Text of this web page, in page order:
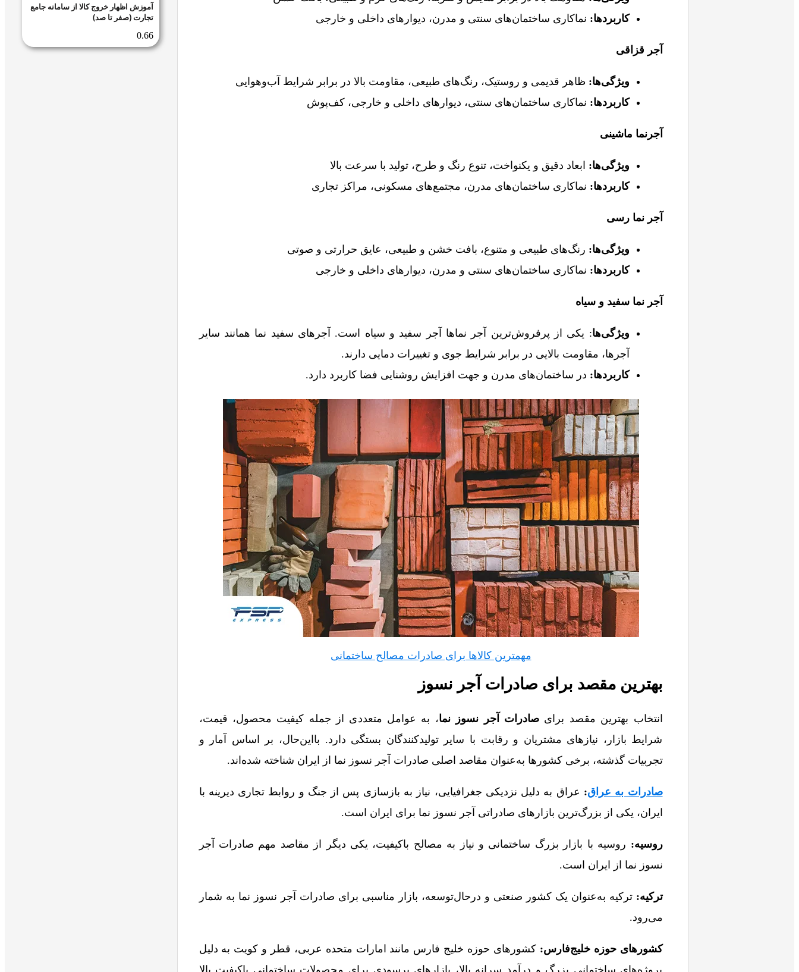
کاربردها: نماکاری ساختمان‌های سنتی و مدرن، دیوارهای داخلی و خارجی
آجر قزاقی
ویژگی‌ها: ظاهر قدیمی و روستیک، رنگ‌های طبیعی، مقاومت بالا در برابر شرایط آب‌وهوایی
کاربردها: نماکاری ساختمان‌های سنتی، دیوارهای داخلی و خارجی، کف‌پوش
آجرنما ماشینی
ویژگی‌ها: ابعاد دقیق و یکنواخت، تنوع رنگ و طرح، تولید با سرعت بالا
کاربردها: نماکاری ساختمان‌های مدرن، مجتمع‌های مسکونی، مراکز تجاری
آجر نما رسی
ویژگی‌ها: رنگ‌های طبیعی و متنوع، بافت خشن و طبیعی، عایق حرارتی و صوتی
کاربردها: نماکاری ساختمان‌های سنتی و مدرن، دیوارهای داخلی و خارجی
آجر نما سفید و سیاه
ویژگی‌ها: یکی از پرفروش‌ترین آجر نماها آجر سفید و سیاه است. آجرهای سفید نما همانند سایر
آجرها، مقاومت بالایی در برابر شرایط جوی و تغییرات دمایی دارند.
کاربردها: در ساختمان‌های مدرن و جهت افزایش روشنایی فضا کاربرد دارد.
مهمترین کالاها برای صادرات مصالح ساختمانی
بهترین مقصد برای صادرات آجر نسوز
انتخاب بهترین مقصد برایصادرات آجر نسوز نما، به عوامل متعددی از جمله کیفیت محصول، قیمت،
شرایط بازار، نیازهای مشتریان و رقابت با سایر تولیدکنندگان بستگی دارد. بااین‌حال، بر اساس آمار و
تجربیات گذشته، برخی کشورها به‌عنوان مقاصد اصلی صادرات آجر نسوز نما از ایران شناخته شده‌اند.
صادرات به عراق: عراق به دلیل نزدیکی جغرافیایی، نیاز به بازسازی پس از جنگ و روابط تجاری دیرینه با
ایران، یکی از بزرگ‌ترین بازارهای صادراتی آجر نسوز نما برای ایران است.
روسیه: روسیه با بازار بزرگ ساختمانی و نیاز به مصالح باکیفیت، یکی دیگر از مقاصد مهم صادرات آجر
نسوز نما از ایران است.
ترکیه: ترکیه به‌عنوان یک کشور صنعتی و درحال‌توسعه، بازار مناسبی برای صادرات آجر نسوز نما به شمار
می‌رود.
کشورهای حوزه خلیج‌فارس: کشورهای حوزه خلیج فارس مانند امارات متحده عربی، قطر و کویت به دلیل
پروژه‌های ساختمانی بزرگ و درآمد سرانه بالا، بازارهای پرسودی برای محصولات ساختمانی باکیفیت بالا
آموزش اظهار خروج کالا از سامانه جامع
تجارت (صفر تا صد)